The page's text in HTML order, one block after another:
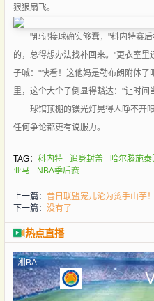
狠狠扇飞。
"那记接球确实够蠢，"科内特赛后
的，总得想办法找补回来。"更衣室
子喊："快看！这他妈是勒布朗附体
里，这个大个子倒显得豁达："让时间
球馆顶棚的镁光灯晃得人睁不开眼
任何争论都更有说服力。
TAG： 科内特 追身封盖 哈尔滕施泰
亚马
NBA季后赛
上一篇：
下一篇： 没有了
热点直播
湘BA